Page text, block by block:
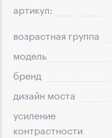
артикул:
возрастная группа
модель
бренд
дизайн моста
усиление
контрастности